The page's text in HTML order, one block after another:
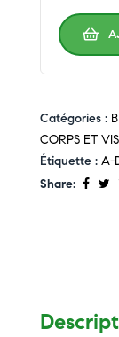
Catégories :
CORPS ET
Étiquette : A-
Share: